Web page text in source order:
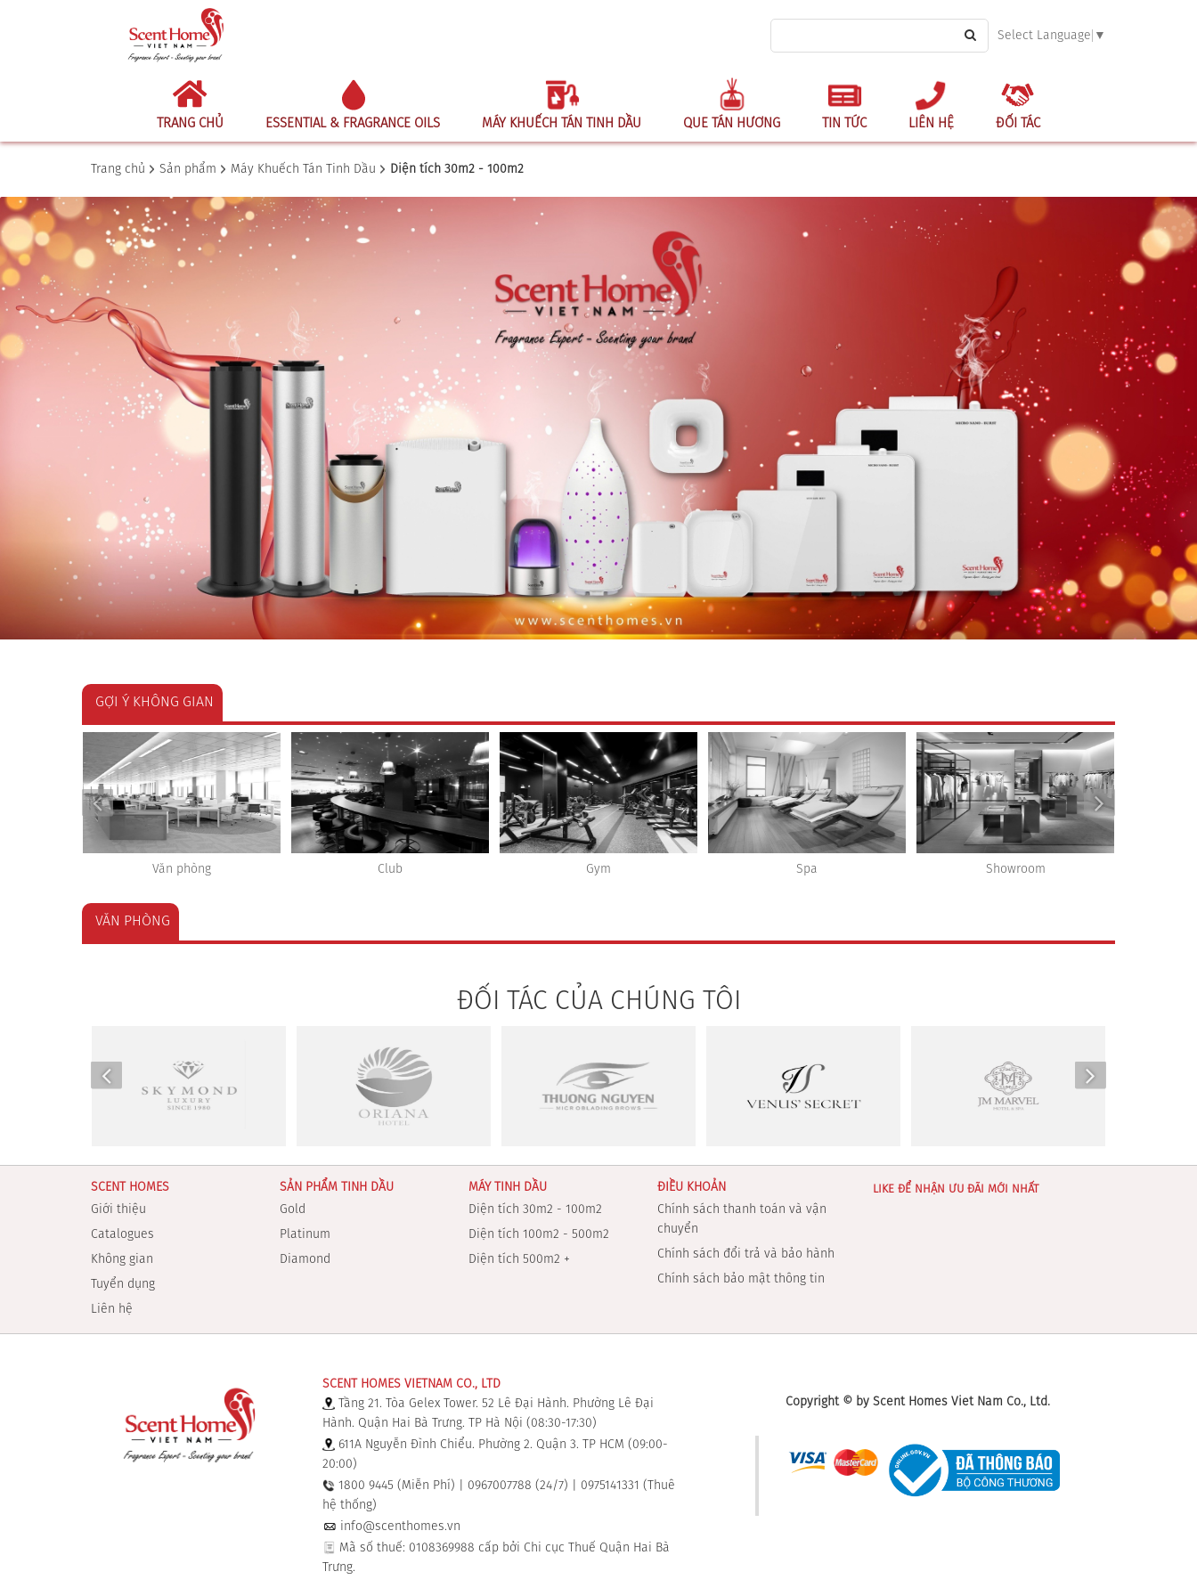
Select Language ▼
TRANG CHỦ ESSENTIAL & FRAGRANCE OILS MÁY KHUẾCH TÁN TINH DẦU QUE TÁN HƯƠNG TIN TỨC LIÊN HỆ ĐỐI TÁC
Trang chủ Sản phẩm Máy Khuếch Tán Tinh Dầu Diện tích 30m2 - 100m2
GỢI Ý KHÔNG GIAN
Club Gym Spa Showroom Dịch vụ
VĂN PHÒNG
ĐỐI TÁC CỦA CHÚNG TÔI
SCENT HOMES
Giới thiệu
Catalogues
Không gian
Tuyển dụng
Liên hệ
SẢN PHẨM TINH DẦU
Gold
Platinum
Diamond
MÁY TINH DẦU
Diện tích 30m2 - 100m2
Diện tích 100m2 - 500m2
Diện tích 500m2 +
ĐIỀU KHOẢN
Chính sách thanh toán và vận
chuyển
Chính sách đổi trả và bảo hành
Chính sách bảo mật thông tin
LIKE ĐỂ NHẬN ƯU ĐÃI MỚI NHẤT
SCENT HOMES VIETNAM CO., LTD
Tầng 21. Tòa Gelex Tower. 52 Lê Đại Hành. Phường Lê Đại
Hành. Quận Hai Bà Trưng. TP Hà Nội (08:30-17:30)
611A Nguyễn Đình Chiểu. Phường 2. Quận 3. TP HCM (09:00-
20:00)
1800 9445 (Miễn Phí) | 0967007788 (24/7) | 0975141331 (Thuê
hệ thống)
info@scenthomes.vn
Mã số thuế: 0108369988 cấp bởi Chi cục Thuế Quận Hai Bà
Trưng.
Copyright © by Scent Homes Viet Nam Co., Ltd.